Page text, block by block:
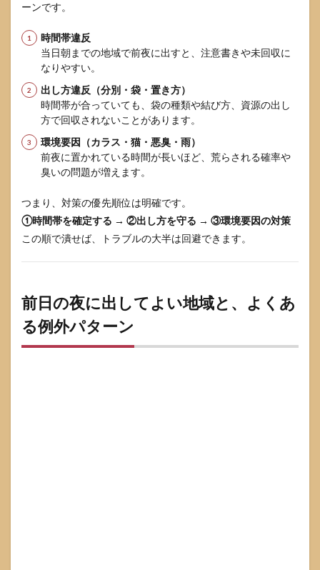
掲示
終確
認す
る
4.4
迷っ
たと
きの
問い
合わ
せテ
ンプ
（そ
のま
え
の夜
に出
して
よい
ーンです。
時間帯違反
当日朝までの地域で前夜に出すと、注意書きや未回収に
なりやすい。
出し方違反（分別・袋・置き方）
時間帯が合っていても、袋の種類や結び方、資源の出し
方で回収されないことがあります。
環境要因（カラス・猫・悪臭・雨）
前夜に置かれている時間が長いほど、荒らされる確率や
臭いの問題が増えます。
つまり、対策の優先順位は明確です。
①時間帯を確定する → ②出し方を守る → ③環境要因の対策
この順で潰せば、トラブルの大半は回避できます。
前日の夜に出してよい地域と、よくあ
る例外パターン